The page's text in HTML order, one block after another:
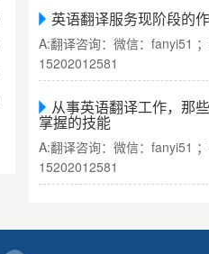
英语翻译服务现阶段的
A:翻译咨询：微信：fanyi51 ；
15202012581
从事英语翻译工作，那
掌握的技能
A:翻译咨询：微信：fanyi51 ；
15202012581